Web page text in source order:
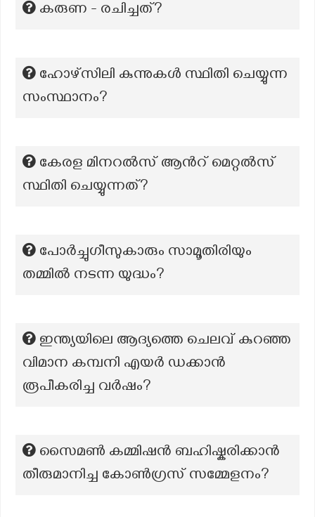
കരുണ - രചിച്ചത്?
ഹോഴ്സിലി കുന്നുകൾ സ്ഥിതി ചെയ്യുന്ന
സംസ്ഥാനം?
കേരള മിനറല്‍സ് ആന്‍റ് മെറ്റല്‍സ്
സ്ഥിതി ചെയ്യുന്നത്?
പോർച്ചുഗീസുകാരും സാമൂതിരിയും
തമ്മിൽ നടന്ന യുദ്ധം?
ഇന്ത്യയിലെ ആദ്യത്തെ ചെലവ് കുറഞ്ഞ
വിമാന കമ്പനി എയർ ഡക്കാൻ
രൂപീകരിച്ച വർഷം?
സൈമൺ കമ്മിഷൻ ബഹിഷ്കരിക്കാൻ
തീരുമാനിച്ച കോൺഗ്രസ് സമ്മേളനം?